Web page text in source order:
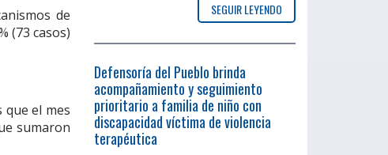
de
(73 casos)
el mes
sumaron
SEGUIR LEYENDO
Defensoría del Pueblo brinda
acompañamiento y seguimiento
prioritario a familia de niño con
discapacidad víctima de violencia
terapéutica